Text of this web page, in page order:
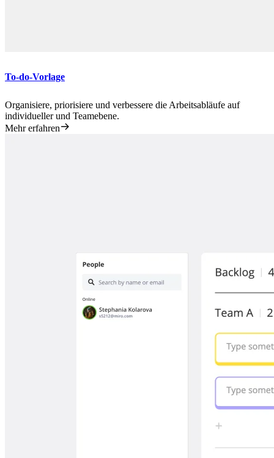
To-do-Vorlage
Organisiere, priorisiere und verbessere die Arbeitsabläufe auf
individueller und Teamebene.
Mehr erfahren